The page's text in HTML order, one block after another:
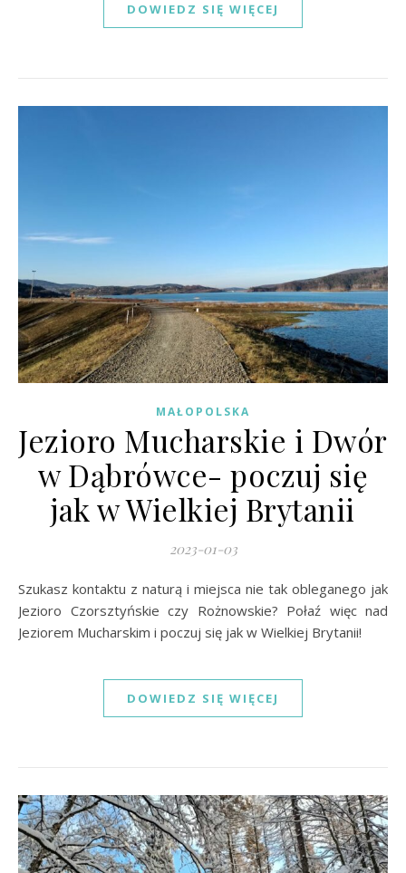
DOWIEDZ SIĘ WIĘCEJ
MAŁOPOLSKA
Jezioro Mucharskie i Dwór
w Dąbrówce- poczuj się
jak w Wielkiej Brytanii
2023-01-03
Szukasz kontaktu z naturą i miejsca nie tak obleganego jak
Jezioro Czorsztyńskie czy Rożnowskie? Połaź więc nad
Jeziorem Mucharskim i poczuj się jak w Wielkiej Brytanii!
DOWIEDZ SIĘ WIĘCEJ